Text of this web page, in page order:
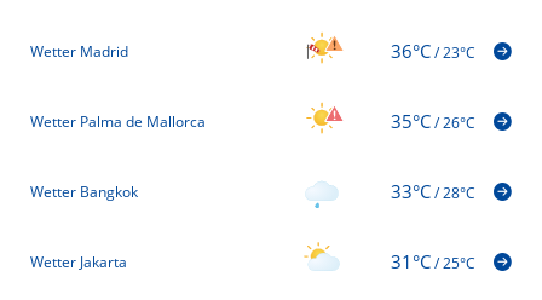
Wetter Madrid 36°C/23°C
Wetter Palma de Mallorca 35°C/26°C
Wetter Bangkok 33°C/28°C
Wetter Jakarta 31°C/25°C